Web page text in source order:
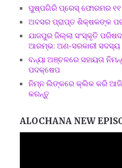
ପୁଷ୍ପଗିରି ପ୍ରେସ୍ ଫୋରମର ୧୧
ଅବସର ପ୍ରାପ୍ତ ଶିକ୍ଷକଙ୍କ
ଯାଜପୁର ଜିଲ୍ଲା ସଂସ୍କୃତି
ଆରମ୍ଭ: ଅଣ-ସରକାରୀ
ବନ୍ୟା ଅଞ୍ଚଳରେ ସହାୟତା
ପଦକ୍ଷେପ
ନିମ୍ନ ଲିଙ୍କରେ କ୍ଲିକ କରି
କରନ୍ତୁ
ALOCHANA NEW